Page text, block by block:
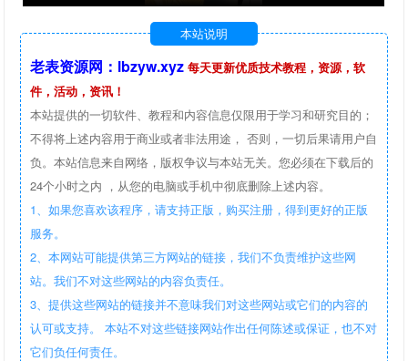
本站说明
老表资源网：lbzyw.xyz 每天更新优质技术教程，资源，软
件，活动，资讯！
本站提供的一切软件、教程和内容信息仅限用于学习和研究目的；
不得将上述内容用于商业或者非法用途， 否则，一切后果请用户自
负。本站信息来自网络，版权争议与本站无关。您必须在下载后的
24个小时之内 ，从您的电脑或手机中彻底删除上述内容。
1、如果您喜欢该程序，请支持正版，购买注册，得到更好的正版
服务。
2、本网站可能提供第三方网站的链接，我们不负责维护这些网
站。我们不对这些网站的内容负责任。
3、提供这些网站的链接并不意味我们对这些网站或它们的内容的
认可或支持。 本站不对这些链接网站作出任何陈述或保证，也不对
它们负任何责任。